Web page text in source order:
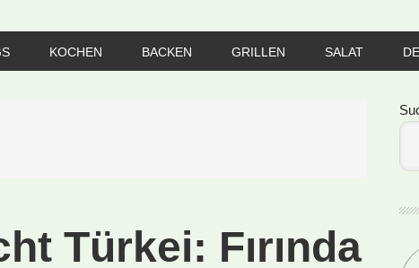
KOCHEN BACKEN GRILLEN SALAT
Türkei: Fırında